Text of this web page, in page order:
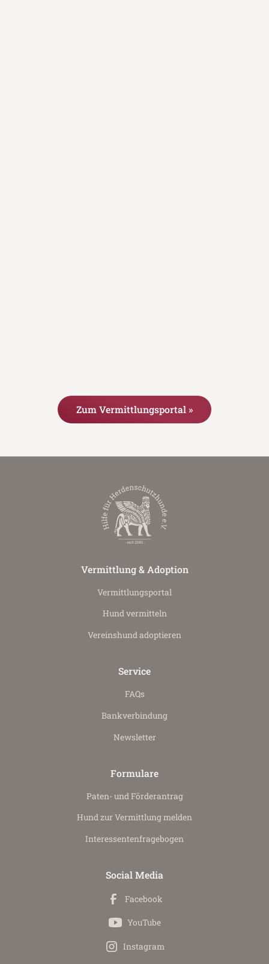
Zum Vermittlungsportal »
Vermittlung & Adoption
Vermittlungs­portal
Hund vermitteln
Vereinshund adoptieren
Service
FAQs
Bankverbindung
Newsletter
Formulare
Paten- und Förderantrag
Hund zur Vermittlung melden
Interessenten­fragebogen
Social Media
Facebook
YouTube
Instagram